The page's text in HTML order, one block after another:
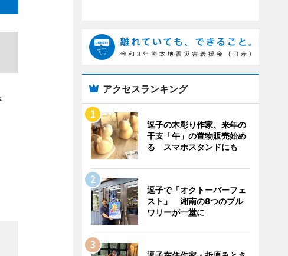
アクセスランキング
逗子の木彫り作家、来年の
干支「午」の置物販売始め
る スマホスタンドにも
逗子で「オクトーバーフェ
スト」 湘南の8つのブル
ワリーが一堂に